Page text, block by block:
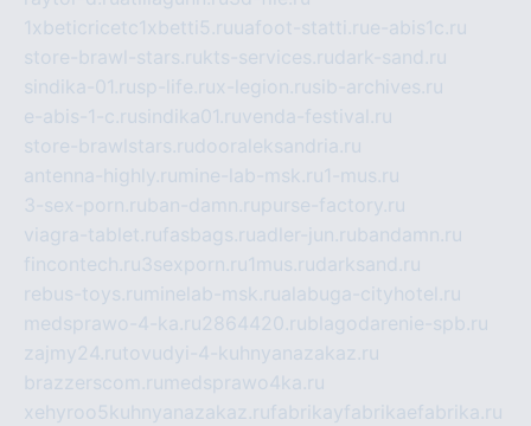
1xbeticricetc1xbetti5.ruuafoot-statti.rue-abis1c.ru
store-brawl-stars.rukts-services.rudark-sand.ru
sindika-01.rusp-life.rux-legion.rusib-archives.ru
e-abis-1-c.rusindika01.ruvenda-festival.ru
store-brawlstars.rudooraleksandria.ru
antenna-highly.ru mine-lab-msk.ru1-mus.ru
3-sex-porn.ruban-damn.rupurse-factory.ru
viagra-tablet.rufasbags.ruadler-jun.rubandamn.ru
fincontech.ru3sexporn.ru1mus.rudarksand.ru
rebus-toys.ru minelab-msk.rualabuga-cityhotel.ru
medsprawo-4-ka.ru2864420.rublagodarenie-spb.ru
zajmy24.rutovudyi-4-kuhnyanazakaz.ru
brazzerscom.ru medsprawo4ka.ru
xehyroo5kuhnyanazakaz.rufabrikayfabrikaefabrika.ru